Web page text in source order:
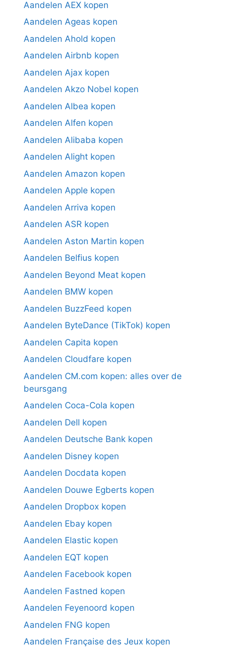
Aandelen AEX kopen
Aandelen Ageas kopen
Aandelen Ahold kopen
Aandelen Airbnb kopen
Aandelen Ajax kopen
Aandelen Akzo Nobel kopen
Aandelen Albea kopen
Aandelen Alfen kopen
Aandelen Alibaba kopen
Aandelen Alight kopen
Aandelen Amazon kopen
Aandelen Apple kopen
Aandelen Arriva kopen
Aandelen ASR kopen
Aandelen Aston Martin kopen
Aandelen Belfius kopen
Aandelen Beyond Meat kopen
Aandelen BMW kopen
Aandelen BuzzFeed kopen
Aandelen ByteDance (TikTok) kopen
Aandelen Capita kopen
Aandelen Cloudfare kopen
Aandelen CM.com kopen: alles over de
beursgang
Aandelen Coca-Cola kopen
Aandelen Dell kopen
Aandelen Deutsche Bank kopen
Aandelen Disney kopen
Aandelen Docdata kopen
Aandelen Douwe Egberts kopen
Aandelen Dropbox kopen
Aandelen Ebay kopen
Aandelen Elastic kopen
Aandelen EQT kopen
Aandelen Facebook kopen
Aandelen Fastned kopen
Aandelen Feyenoord kopen
Aandelen FNG kopen
Aandelen Française des Jeux kopen